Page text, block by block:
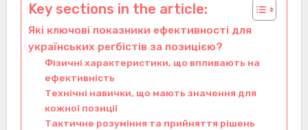
Key sections in the article:
Які ключові показники ефективності для
українських регбістів за позицією?
Фізичні характеристики, що впливають на
ефективність
Технічні навички, що мають значення для
кожної позиції
Тактичне розуміння та прийняття рішень